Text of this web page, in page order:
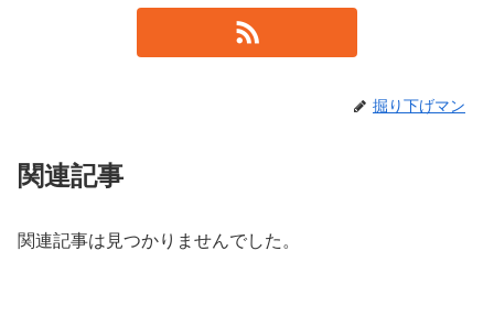
掘り下げマン
関連記事
関連記事は見つかりませんでした。